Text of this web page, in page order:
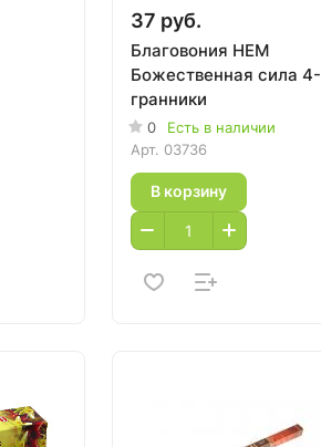
37 руб.
Благовония HEM
Божественная сила 4-
гранники
0
Есть в наличии
Арт. 03736
В корзину